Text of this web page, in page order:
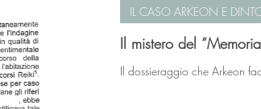
Il mistero del
Il dossieraggio che Arkeon
IL CASO ARKEON E